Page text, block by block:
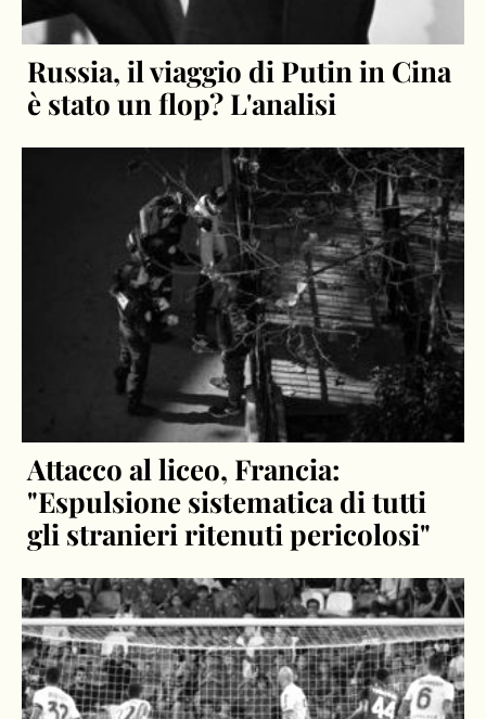
Russia, il viaggio di Putin in Cina
è stato un flop? L'analisi
Attacco al liceo, Francia:
"Espulsione sistematica di tutti
gli stranieri ritenuti pericolosi"